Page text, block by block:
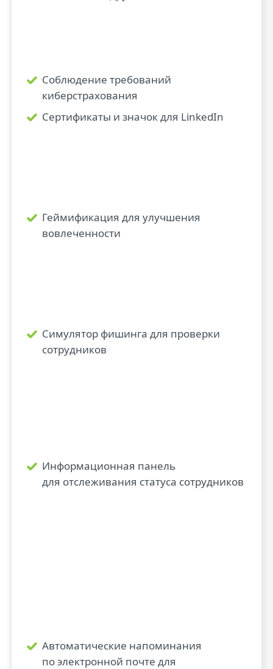
Соблюдение требований
киберстрахования
Сертификаты и значок для LinkedIn
Геймификация для улучшения
вовлеченности
Симулятор фишинга для проверки
сотрудников
Информационная панель
для отслеживания статуса сотрудников
Автоматические напоминания
по электронной почте для